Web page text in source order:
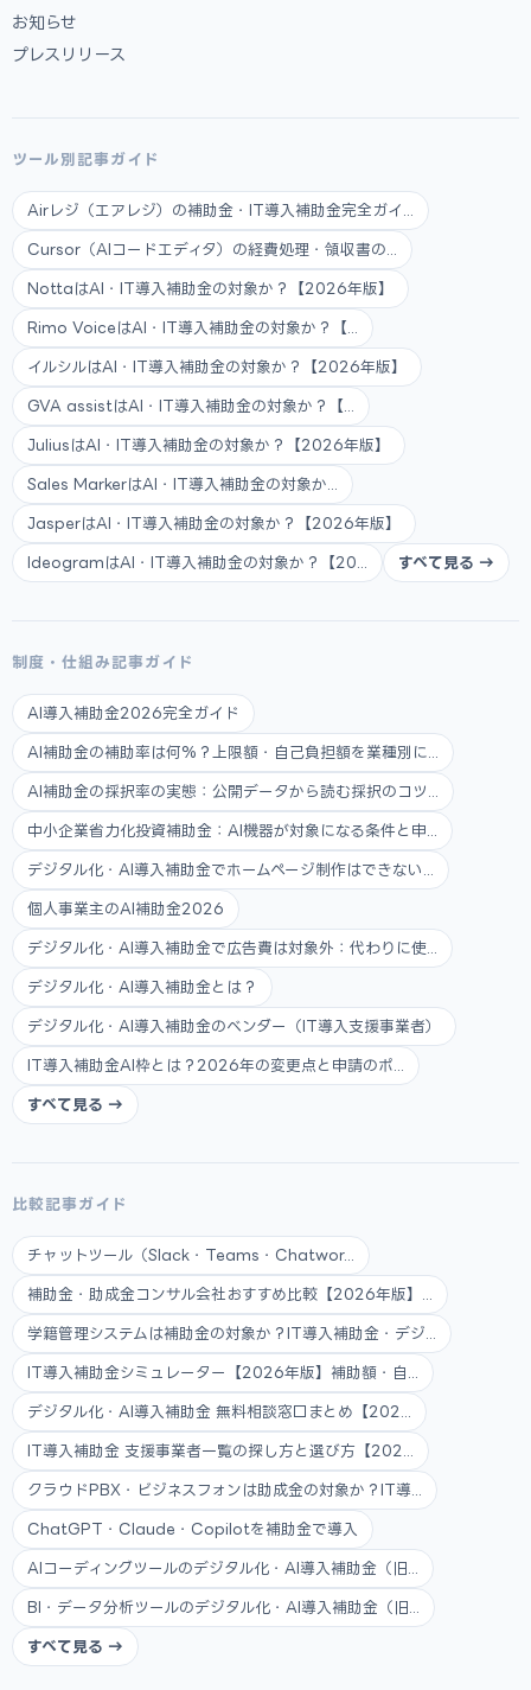
お知らせ
プレスリリース
ツール別記事ガイド
Airレジ（エアレジ）の補助金・IT導入補助金完全ガイ...
Cursor（AIコードエディタ）の経費処理・領収書の...
NottaはAI・IT導入補助金の対象か？【2026年版】
Rimo VoiceはAI・IT導入補助金の対象か？【...
イルシルはAI・IT導入補助金の対象か？【2026年版】
GVA assistはAI・IT導入補助金の対象か？【...
JuliusはAI・IT導入補助金の対象か？【2026年版】
Sales MarkerはAI・IT導入補助金の対象か...
JasperはAI・IT導入補助金の対象か？【2026年版】
IdeogramはAI・IT導入補助金の対象か？【20... すべて見る →
制度・仕組み記事ガイド
AI導入補助金2026完全ガイド
AI補助金の補助率は何%？上限額・自己負担額を業種別に...
AI補助金の採択率の実態：公開データから読む採択のコツ...
中小企業省力化投資補助金：AI機器が対象になる条件と申...
デジタル化・AI導入補助金でホームページ制作はできない...
個人事業主のAI補助金2026
デジタル化・AI導入補助金で広告費は対象外：代わりに使...
デジタル化・AI導入補助金とは？
デジタル化・AI導入補助金のベンダー（IT導入支援事業者）
IT導入補助金AI枠とは？2026年の変更点と申請のポ...
すべて見る →
比較記事ガイド
チャットツール（Slack・Teams・Chatwor...
補助金・助成金コンサル会社おすすめ比較【2026年版】...
学籍管理システムは補助金の対象か？IT導入補助金・デジ...
IT導入補助金シミュレーター【2026年版】補助額・自...
デジタル化・AI導入補助金 無料相談窓口まとめ【202...
IT導入補助金 支援事業者一覧の探し方と選び方【202...
クラウドPBX・ビジネスフォンは助成金の対象か？IT導...
ChatGPT・Claude・Copilotを補助金で導入
AIコーディングツールのデジタル化・AI導入補助金（旧...
BI・データ分析ツールのデジタル化・AI導入補助金（旧...
すべて見る →